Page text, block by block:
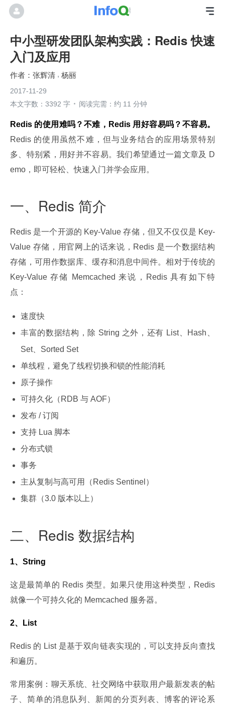
中小型研发团队架构实践：Redis 快速
入门及应用
张辉清 杨丽
2017-11-29
本文字数：3392 字
阅读完需：约 11 分钟
Redis 的使用难吗？不难，Redis 用好容易吗？不容易。
Redis 的使用虽然不难，但与业务结合的应用场景特别
多、特别紧，用好并不容易。我们希望通过一篇文章及 D
emo，即可轻松、快速入门并学会应用。
一、Redis 简介
Redis 是一个开源的 Key-Value 存储，但又不仅仅是 Key-
Value 存储，用官网上的话来说，Redis 是一个数据结构
存储，可用作数据库、缓存和消息中间件。相对于传统的
Key-Value 存储 Memcached 来说，Redis 具有如下特
点：
速度快
丰富的数据结构，除 String 之外，还有 List、Hash、
Set、Sorted Set
单线程，避免了线程切换和锁的性能消耗
原子操作
可持久化（RDB 与 AOF）
发布 / 订阅
支持 Lua 脚本
分布式锁
事务
主从复制与高可用（Redis Sentinel）
集群（3.0 版本以上）
二、Redis 数据结构
1、String
这是最简单的 Redis 类型。如果只使用这种类型，Redis
就像一个可持久化的 Memcached 服务器。
2、List
Redis 的 List 是基于双向链表实现的，可以支持反向查找
和遍历。
常用案例：聊天系统、社交网络中获取用户最新发表的帖
子、简单的消息队列、新闻的分页列表、博客的评论系